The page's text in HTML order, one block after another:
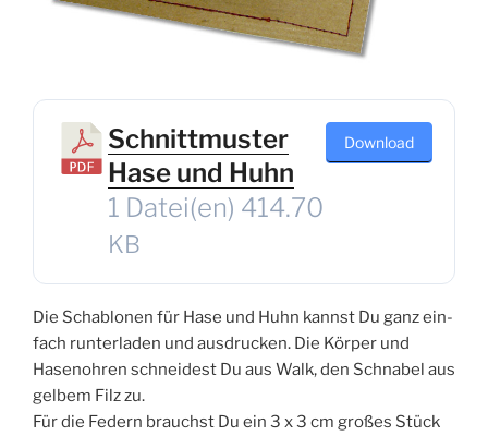
Schnittmuster
Hase und Huhn
1 Datei(en) 414.70
KB
Down­load
Die Scha­blo­nen für Hase und Huhn kannst Du ganz ein­
fach run­ter­la­den und aus­dru­cken. Die Kör­per und
Hasen­oh­ren schnei­dest Du aus Walk, den Schna­bel aus
gel­bem Filz zu.
Für die Federn brauchst Du ein 3 x 3 cm gro­ßes Stück